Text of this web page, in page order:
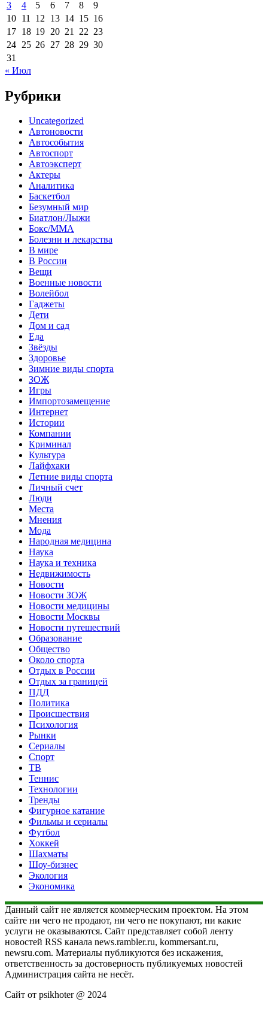
3 4 5 6 7 8
9
10 11 12 13 14 15 16
17 18 19 20 21 22 23
24 25 26 27 28 29 30
31
« Июл
Рубрики
Uncategorized
Автоновости
Автособытия
Автоспорт
Автоэксперт
Актеры
Аналитика
Баскетбол
Безумный мир
Биатлон/Лыжи
Бокс/MMA
Болезни и лекарства
В мире
В России
Вещи
Военные новости
Волейбол
Гаджеты
Дети
Дом и сад
Еда
Звёзды
Здоровье
Зимние виды спорта
ЗОЖ
Игры
Импортозамещение
Интернет
Истории
Компании
Криминал
Культура
Лайфхаки
Летние виды спорта
Личный счет
Люди
Места
Мнения
Мода
Народная медицина
Наука
Наука и техника
Недвижимость
Новости
Новости ЗОЖ
Новости медицины
Новости Москвы
Новости путешествий
Образование
Общество
Около спорта
Отдых в России
Отдых за границей
ПДД
Политика
Происшествия
Психология
Рынки
Сериалы
Спорт
ТВ
Теннис
Технологии
Тренды
Фигурное катание
Фильмы и сериалы
Футбол
Хоккей
Шахматы
Шоу-бизнес
Экология
Экономика
Данный сайт не является коммерческим проектом. На этом
сайте ни чего не продают, ни чего не покупают, ни какие
услуги не оказываются. Сайт представляет собой ленту
новостей RSS канала news.rambler.ru, kommersant.ru,
newsru.com. Материалы публикуются без искажения,
ответственность за достоверность публикуемых новостей
Администрация сайта не несёт.
Сайт от psikhoter @ 2024